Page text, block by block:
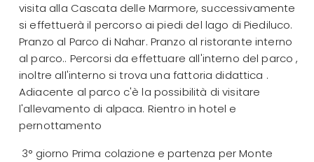
visita alla Cascata delle Marmore, successivamente
si effettuerà il percorso ai piedi del lago di Piediluco.
Pranzo al Parco di Nahar. Pranzo al ristorante interno
al parco.. Percorsi da effettuare all'interno del parco ,
inoltre all'interno si trova una fattoria didattica .
Adiacente al parco c'è la possibilità di visitare
l'allevamento di alpaca. Rientro in hotel e
pernottamento
3° giorno Prima colazione e partenza per Monte